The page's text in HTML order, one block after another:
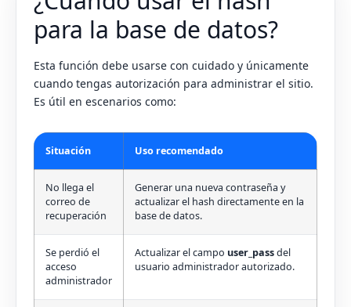
para la base de datos?
Esta función debe usarse con cuidado y únicamente
cuando tengas autorización para administrar el sitio.
Es útil en escenarios como:
Situación Uso recomendado
No llega el
correo de
recuperación
Generar una nueva contraseña y
actualizar el hash directamente en la
base de datos.
Se perdió el
acceso
administrador
Actualizar el campo user_passdel
usuario administrador autorizado.